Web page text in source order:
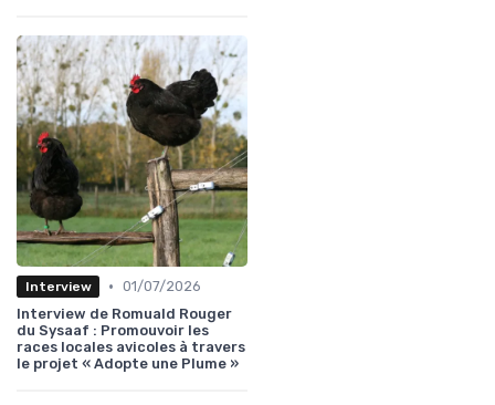
Interview • 01/07/2026
Interview de Romuald Rouger
du Sysaaf : Promouvoir les
races locales avicoles à travers
le projet « Adopte une Plume »